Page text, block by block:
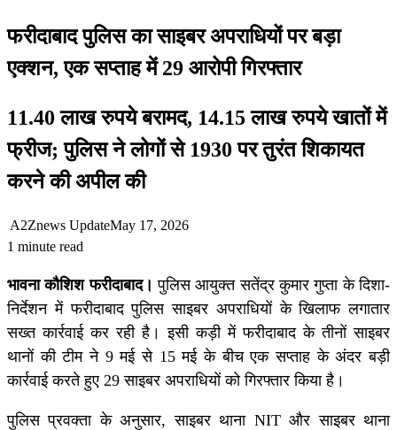
फरीदाबाद पुलिस का साइबर अपराधियों पर बड़ा
एक्शन, एक सप्ताह में 29 आरोपी गिरफ्तार
11.40 लाख रुपये बरामद, 14.15 लाख रुपये खातों में
फ्रीज; पुलिस ने लोगों से 1930 पर तुरंत शिकायत
करने की अपील की
A2Znews UpdateMay 17, 2026
1 minute read
भावना कौशिश फरीदाबाद। पुलिस आयुक्त सतेंद्र कुमार गुप्ता के दिशा-
निर्देशन में फरीदाबाद पुलिस साइबर अपराधियों के खिलाफ लगातार
सख्त कार्रवाई कर रही है। इसी कड़ी में फरीदाबाद के तीनों साइबर
थानों की टीम ने 9 मई से 15 मई के बीच एक सप्ताह के अंदर बड़ी
कार्रवाई करते हुए 29 साइबर अपराधियों को गिरफ्तार किया है।
पुलिस प्रवक्ता के अनुसार, साइबर थाना NIT और साइबर थाना